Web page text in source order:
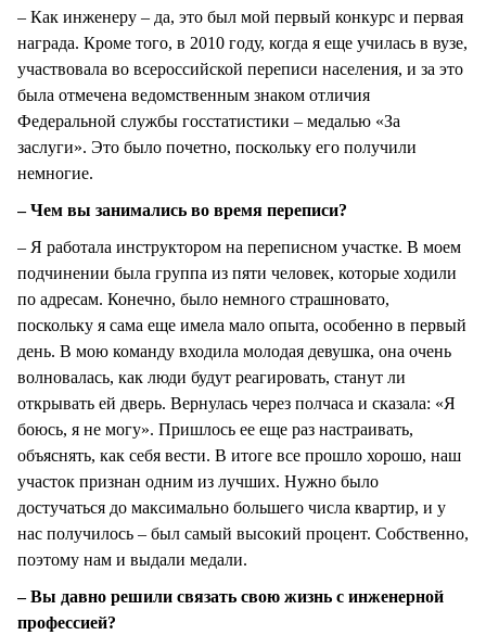
– Как инженеру – да, это был мой первый конкурс и первая
награда. Кроме того, в 2010 году, когда я еще училась в вузе,
участвовала во всероссийской переписи населения, и за это
была отмечена ведомственным знаком отличия
Федеральной службы госстатистики – медалью «За
заслуги». Это было почетно, поскольку его получили
немногие.
– Чем вы занимались во время переписи?
– Я работала инструктором на переписном участке. В моем
подчинении была группа из пяти человек, которые ходили
по адресам. Конечно, было немного страшновато,
поскольку я сама еще имела мало опыта, особенно в первый
день. В мою команду входила молодая девушка, она очень
волновалась, как люди будут реагировать, станут ли
открывать ей дверь. Вернулась через полчаса и сказала: «Я
боюсь, я не могу». Пришлось ее еще раз настраивать,
объяснять, как себя вести. В итоге все прошло хорошо, наш
участок признан одним из лучших. Нужно было
достучаться до максимально большего числа квартир, и у
нас получилось – был самый высокий процент. Собственно,
поэтому нам и выдали медали.
– Вы давно решили связать свою жизнь с инженерной
профессией?